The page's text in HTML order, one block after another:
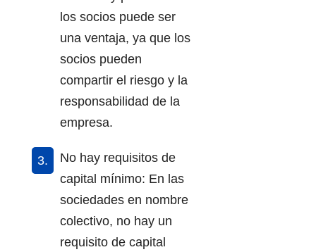
los socios puede ser
una ventaja, ya que los
socios pueden
compartir el riesgo y la
responsabilidad de la
empresa.
No hay requisitos de
capital mínimo: En las
sociedades en nombre
colectivo, no hay un
requisito de capital